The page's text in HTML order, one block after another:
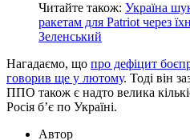
Читайте також: Україна
ракетам для Patriot через
Зеленський
Нагадаємо, що про дефіцит
говорив ще у лютому. Тоді він
ППО також є надто велика
Росія б’є по Україні.
Автор